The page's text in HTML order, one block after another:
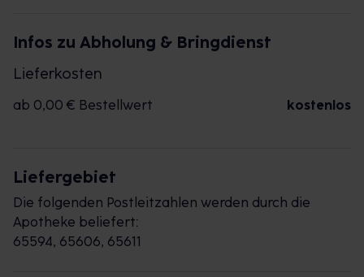
Infos zu Abholung & Bringdienst
Lieferkosten
ab 0,00 € Bestellwert kostenlos
Liefergebiet
Die folgenden Postleitzahlen werden durch die
Apotheke beliefert:
65594, 65606, 65611